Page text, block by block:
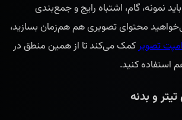
نمونه، گام، اشتباه رایج و جمع‌بندی
محتوای تصویری هم هم‌زمان بسازید،
تصویرکمک می‌کند تا از همین منطق در
استفاده کنید.
و بدنه